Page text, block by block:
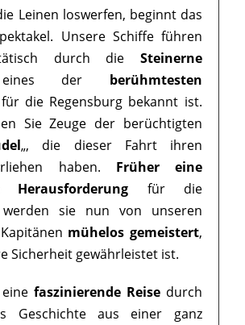
Leinen loswerfen, beginnt das
Unsere Schiffe führen
durch die Steinerne
der berühmtesten
die Regensburg bekannt ist.
Sie Zeuge der berüchtigten
„, die dieser Fahrt ihren
haben. Früher eine
Herausforderung für die
werden sie nun von unseren
mühelos gemeistert,
Sicherheit gewährleistet ist.
faszinierende Reisedurch
Geschichte aus einer ganz